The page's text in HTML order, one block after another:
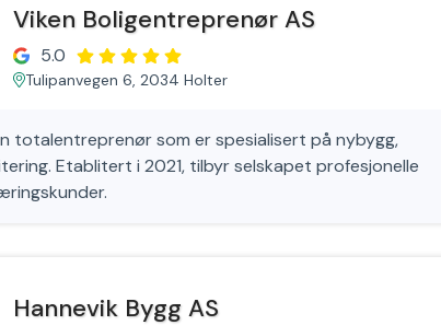
Viken Boligentreprenør AS
5.0
Tulipanvegen 6, 2034 Holter
totalentreprenør som er spesialisert på nybygg,
Etablitert i 2021, tilbyr selskapet profesjonelle
Hannevik Bygg AS